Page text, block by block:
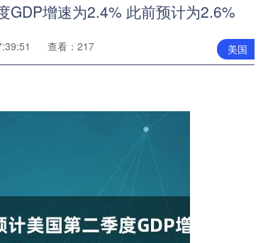
GDP增速为2.4% 此前预计为2.6%
美国
查看：217